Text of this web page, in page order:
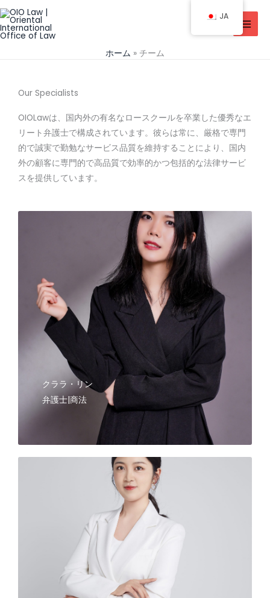
コ
ン
テ
ホーム チーム
Our Specialists
OIOLawは、国内外の有名なロースクールを卒業した優秀なエ
リート弁護士で構成されています。彼らは常に、厳格で専門
的で誠実で勤勉なサービス品質を維持することにより、国内
外の顧客に専門的で高品質で効率的かつ包括的な法律サービ
スを提供しています。
クララ・リン
弁護士|商法
JA